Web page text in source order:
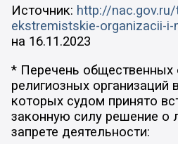
Источник: http://
ekstremistskie-organizacii-i-
на 16.11.2023
* Перечень общественных
религиозных организаций
которых судом принято
законную силу решение о
запрете деятельности: